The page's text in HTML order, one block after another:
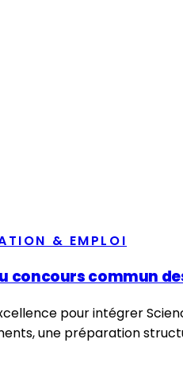
& EMPLOI
concours commun
pour intégrer
une préparation